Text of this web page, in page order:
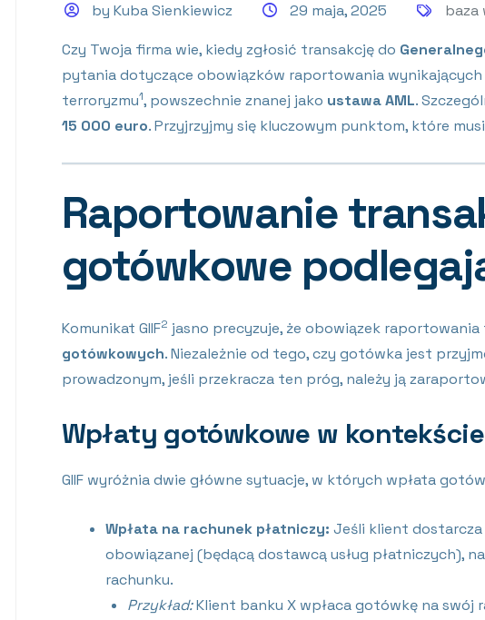
by Kuba Sienkiewicz 29 maja, 2025 baza
Czy Twoja firma wie, kiedy zgłosić transakcję do
pytania dotyczące obowiązków raportowania wynikających
terroryzmu1, powszechnie znanej jako ustawa AML.
15 000 euro. Przyjrzyjmy się kluczowym punktom, które
Raportowanie
gotówkowe
Komunikat GIIF2 jasno precyzuje, że obowiązek
gotówkowych. Niezależnie od tego, czy gotówka jest
prowadzonym, jeśli przekracza ten próg, należy ją
Wpłaty gotówkowe w
GIIF wyróżnia dwie główne sytuacje, w których wpłata
Wpłata na rachunek płatniczy: Jeśli klient
obowiązanej (będącą dostawcą usług płatniczych),
rachunku.
Przykład:Klient banku X wpłaca gotówkę na swój